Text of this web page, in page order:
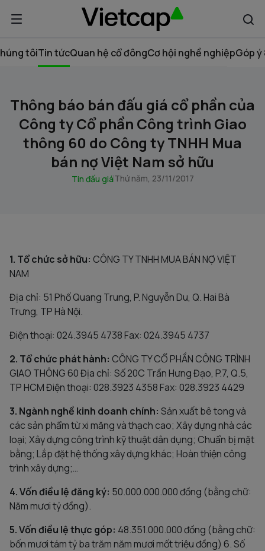
tôiTin tứcQuan hệ cổ đôngCơ hội nghề nghiệpGóp ý
Thông báo bán đấu giá cổ phần của
Công ty Cổ phần Công trình Giao
thông 60 do Công ty TNHH Mua
bán nợ Việt Nam sở hữu
Tin đấu giáThứ năm, 23/11/2017
1. Tổ chức sở hữu: CÔNG TY TNHH MUA BÁN NỢ VIỆT
NAM
Địa chỉ: 51 Phố Quang Trung, P. Nguyễn Du, Q. Hai Bà
Trưng, TP Hà Nội.
Điện thoại: 024.3945 4738 Fax: 024.3945 4737
2. Tổ chức phát hành: CÔNG TY CỔ PHẦN CÔNG TRÌNH
GIAO THÔNG 60 Địa chỉ: Số 20C Trần Hưng Đạo, P.7, Q.5,
TP HCM Điện thoại: 028.3923 4358 Fax: 028.3923 4429
3. Ngành nghề kinh doanh chính: Sản xuất bê tong và
các sản phẩm từ xi măng và thạch cao; Xây dựng nhà các
loại; Xây dựng công trình kỹ thuật dân dụng; Chuẩn bị mặt
bằng; Lắp đặt hệ thống xây dựng khác; Hoàn thiện công
trình xây dựng;…
4. Vốn điều lệ đăng ký: 50.000.000.000 đồng (bằng chữ:
Năm mươi tỷ đồng).
5. Vốn điều lệ thực góp: 48.351.000.000 đồng (bằng chữ:
bốn mươi tám tỷ ba trăm năm mươi mốt triệu đồng) 6. Số